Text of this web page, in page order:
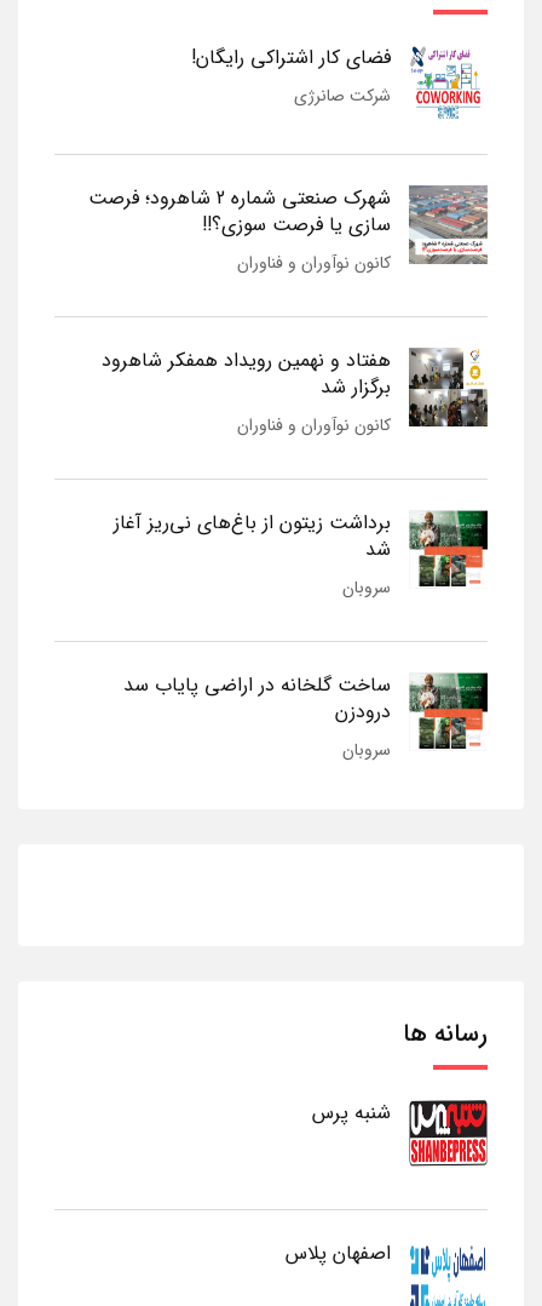
فضای کار اشتراکی رایگان!
شرکت صانرژی
شهرک صنعتی شماره 2 شاهرود؛ فرصت
سازی یا فرصت سوزی؟!!
کانون نوآوران و فناوران
هفتاد و نهمین رویداد همفکر شاهرود
برگزار شد
کانون نوآوران و فناوران
برداشت زیتون از باغ‌های نی‌ریز آغاز
شد
سروبان
ساخت گلخانه در اراضی پایاب سد
درودزن
سروبان
رسانه ها
شنبه پرس
اصفهان پلاس